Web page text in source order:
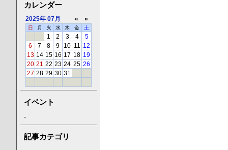
カレンダー
2025年 07月 « »
日 月 火 水 木 金 土
1 2 3 4
5
6
7 8 9 10 11
12
13 14 15 16 17 18 19
20 21 22 23 24 25 26
27 28 29 30 31
イベント
-
記事カテゴリ